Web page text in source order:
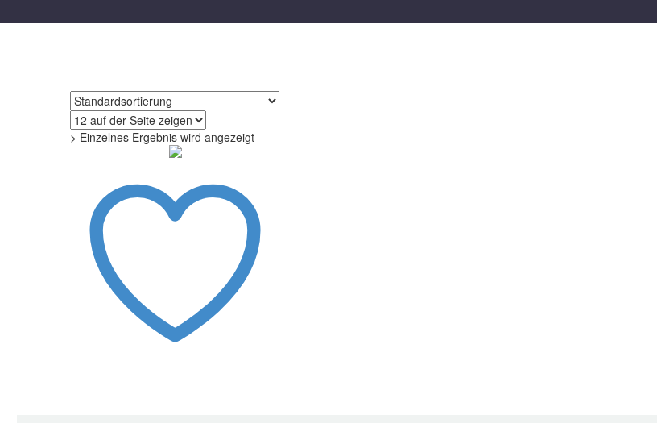
> Einzelnes Ergebnis wird angezeigt